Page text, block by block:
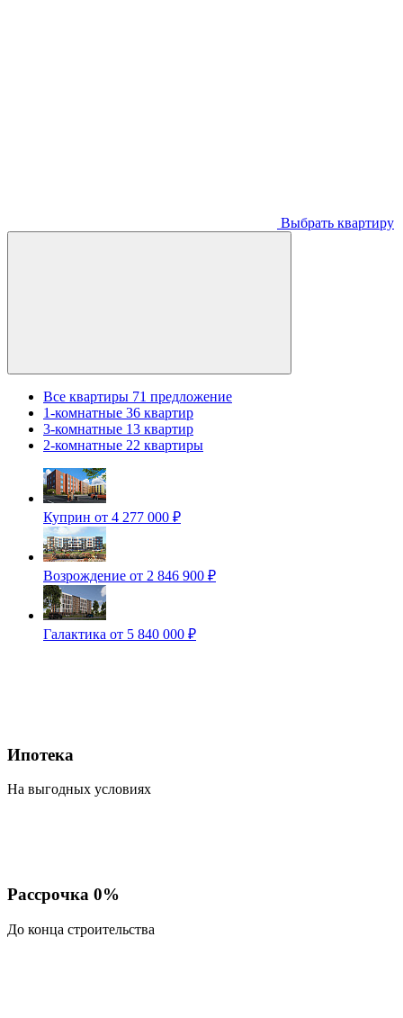
Выбрать квартиру
Все квартиры 71 предложение
1-комнатные 36 квартир
3-комнатные 13 квартир
2-комнатные 22 квартиры
Куприн от 4 277 000 ₽
Возрождение от 2 846 900 ₽
Галактика от 5 840 000 ₽
Ипотека
На выгодных условиях
Рассрочка 0%
До конца строительства